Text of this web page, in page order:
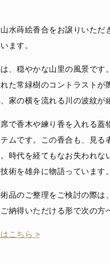
水蒔絵香合をお譲りいた
ます。
、穏やかな山里の風景で
た常緑樹のコントラスト
家の横を流れる川の波紋が
で香木や練り香を入れる
ムです。この香合も、見
時代を経てもなお失われ
術を雄弁に物語っています。
品のご整理をご検討の際
納得いただける形で次の方
こちら >